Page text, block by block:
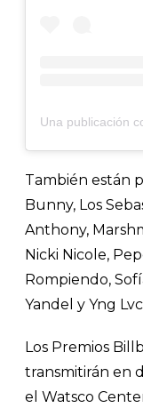
También están
Bunny, Los
Anthony,
Nicki Nicole,
Rompiendo,
Yandel y Yng
Los Premios
transmitirán en
el Watsco